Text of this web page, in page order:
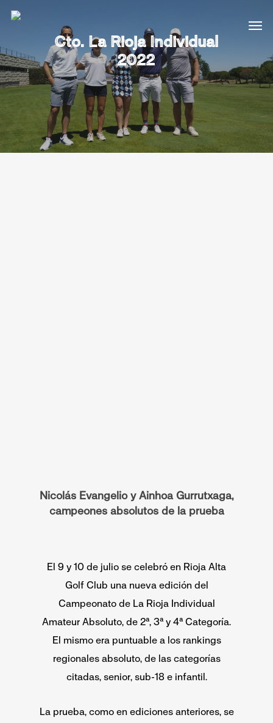
Cto. La Rioja Individual
2022
Nicolás Evangelio y Ainhoa Gurrutxaga,
campeones absolutos de la prueba
El 9 y 10 de julio se celebró en Rioja Alta
Golf Club una nueva edición del
Campeonato de La Rioja Individual
Amateur Absoluto, de 2ª, 3ª y 4ª Categoría.
El mismo era puntuable a los rankings
regionales absoluto, de las categorías
citadas, senior, sub-18 e infantil.
La prueba, como en ediciones anteriores, se